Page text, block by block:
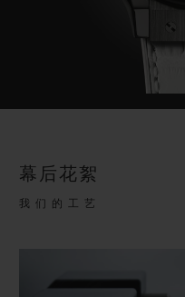
幕后花絮
我们的工艺